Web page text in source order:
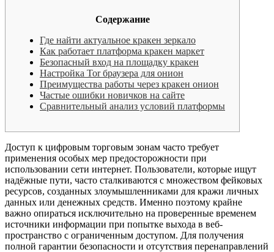
Содержание
Где найти актуальное кракен зеркало
Как работает платформа кракен маркет
Безопасный вход на площадку кракен
Настройка Tor браузера для онион
Преимущества работы через кракен онион
Частые ошибки новичков на сайте
Сравнительный анализ условий платформы
Доступ к цифровым торговым зонам часто требует
применения особых мер предосторожности при
использовании сети интернет. Пользователи, которые ищут
надёжные пути, часто сталкиваются с множеством фейковых
ресурсов, созданных злоумышленниками для кражи личных
данных или денежных средств. Именно поэтому крайне
важно опираться исключительно на проверенные временем
источники информации при попытке выхода в веб-
пространство с ограниченным доступом. Для получения
полной гарантии безопасности и отсутствия перенаправлений